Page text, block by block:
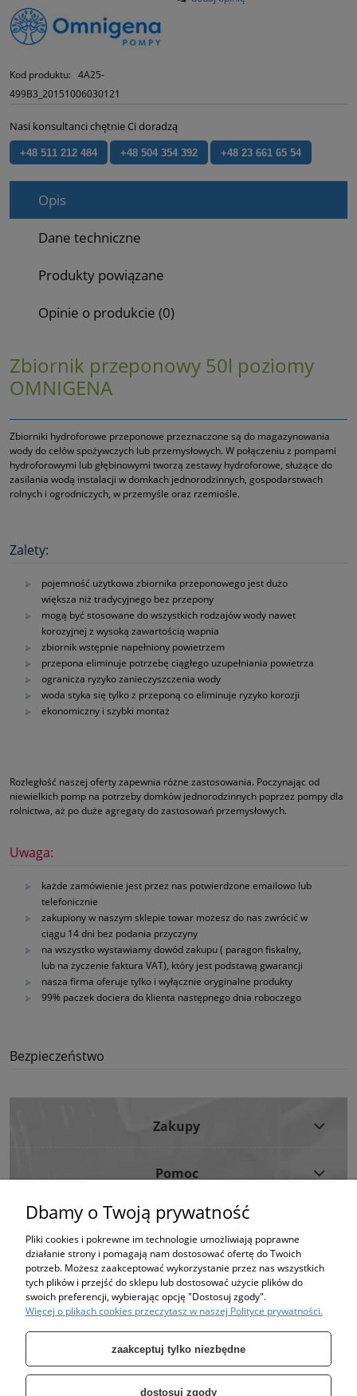
Kod produktu: 4A25-
499B3_20151006030121
Nasi konsultanci chętnie Ci doradzą
+48 511 212 484 +48 504 354 392 +48 23 661 65 54
Opis
Dane techniczne
Produkty powiązane
Opinie o produkcie (0)
Zbiornik przeponowy 50l poziomy
OMNIGENA
Zbiorniki hydroforowe przeponowe przeznaczone są do magazynowania
wody do celów spożywczych lub przemysłowych. W połączeniu z pompami
hydroforowymi lub głębinowymi tworzą zestawy hydroforowe, służące do
zasilania wodą instalacji w domkach jednorodzinnych, gospodarstwach
rolnych i ogrodniczych, w przemyśle oraz rzemiośle.
Zalety:
pojemność użytkowa zbiornika przeponowego jest dużo
większa niż tradycyjnego bez przepony
mogą być stosowane do wszystkich rodzajów wody nawet
korozyjnej z wysoką zawartością wapnia
zbiornik wstępnie napełniony powietrzem
przepona eliminuje potrzebę ciągłego uzupełniania powietrza
ogranicza ryzyko zanieczyszczenia wody
woda styka się tylko z przeponą co eliminuje ryzyko korozji
ekonomiczny i szybki montaż
Rozległość naszej oferty zapewnia różne zastosowania. Poczynając od
niewielkich pomp na potrzeby domków jednorodzinnych poprzez pompy dla
rolnictwa, aż po duże agregaty do zastosowań przemysłowych.
Uwaga:
każde zamówienie jest przez nas potwierdzone emailowo lub
telefonicznie
zakupiony w naszym sklepie towar możesz do nas zwrócić w
ciągu 14 dni bez podania przyczyny
na wszystko wystawiamy dowód zakupu ( paragon fiskalny,
lub na życzenie faktura VAT), który jest podstawą gwarancji
nasza firma oferuje tylko i wyłącznie oryginalne produkty
99% paczek dociera do klienta następnego dnia roboczego
Bezpieczeństwo
Zakupy
Pomoc
Moje Konto
Informacje
Strona korzysta z plików cookies w celu realizacji usług i zgodnie z Polityką
Plików Cookies.
Możesz określić warunki przechowywania lub dostępu do plików cookies w
Twojej przeglądarce. (polityka prywatności)
Dbamy o Twoją prywatność
Pliki cookies i pokrewne im technologie umożliwiają poprawne
działanie strony i pomagają nam dostosować ofertę do Twoich
potrzeb. Możesz zaakceptować wykorzystanie przez nas wszystkich
tych plików i przejść do sklepu lub dostosować użycie plików do
swoich preferencji, wybierając opcję "Dostosuj zgody".
Więcej o plikach cookies przeczytasz w naszej Polityce prywatności.
zaakceptuj tylko niezbędne
dostosuj zgody